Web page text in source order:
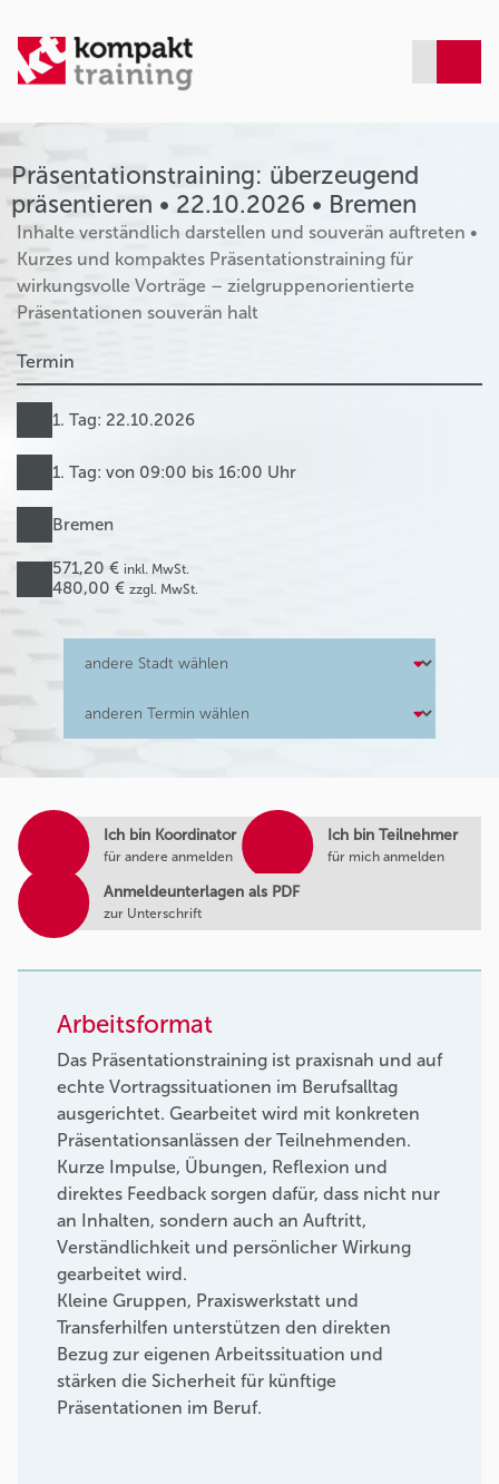
Präsentationstraining: überzeugend
präsentieren • 22.10.2026 • Bremen
Inhalte verständlich darstellen und souverän auftreten •
Kurzes und kompaktes Präsentationstraining für
wirkungsvolle Vorträge – zielgruppenorientierte
Präsentationen souverän halt
Termin
1. Tag: 22.10.2026
1. Tag: von 09:00 bis 16:00 Uhr
Bremen
571,20 € inkl. MwSt.
480,00 € zzgl. MwSt.
Arbeitsformat
Das Präsentationstraining ist praxisnah und auf
echte Vortragssituationen im Berufsalltag
ausgerichtet. Gearbeitet wird mit konkreten
Präsentationsanlässen der Teilnehmenden.
Kurze Impulse, Übungen, Reflexion und
direktes Feedback sorgen dafür, dass nicht nur
an Inhalten, sondern auch an Auftritt,
Verständlichkeit und persönlicher Wirkung
gearbeitet wird.
Kleine Gruppen, Praxiswerkstatt und
Transferhilfen unterstützen den direkten
Bezug zur eigenen Arbeitssituation und
stärken die Sicherheit für künftige
Präsentationen im Beruf.
Ich bin Koordinator
für andere anmelden
Ich bin Teilnehmer
für mich anmelden
Anmeldeunterlagen als PDF
zur Unterschrift